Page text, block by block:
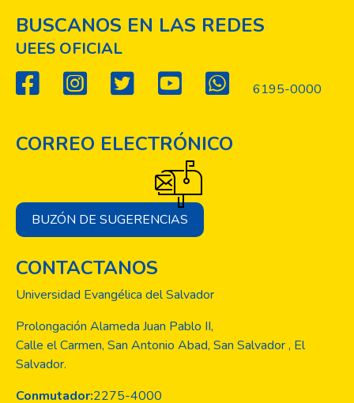
BUSCANOS EN LAS REDES
UEES OFICIAL
6195-0000
CORREO ELECTRÓNICO
BUZÓN DE SUGERENCIAS
CONTACTANOS
Universidad Evangélica del Salvador
Prolongación Alameda Juan Pablo II,
Calle el Carmen, San Antonio Abad, San Salvador , El
Salvador.
Conmutador:2275-4000